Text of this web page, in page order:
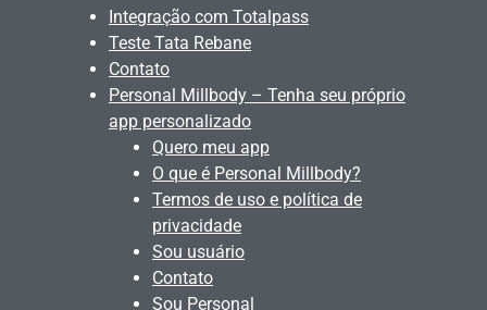
Integração com Totalpass
Teste Tata Rebane
Contato
Personal Millbody – Tenha seu próprio
app personalizado
Quero meu app
O que é Personal Millbody?
Termos de uso e política de
privacidade
Sou usuário
Contato
Sou Personal